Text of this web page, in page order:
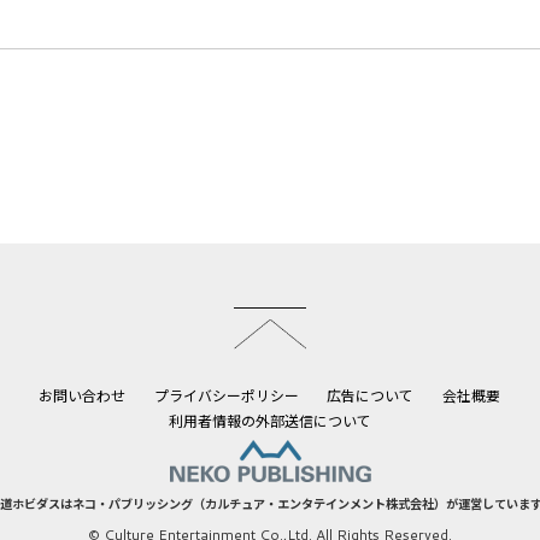
お問い合わせ プライバシーポリシー 広告について
会社概要
利用者情報の外部送信について
ホビダスはネコ・パブリッシング（カルチュア・エンタテインメント株式会社）が運営していま
© Culture Entertainment Co.,Ltd. All Rights Reserved.